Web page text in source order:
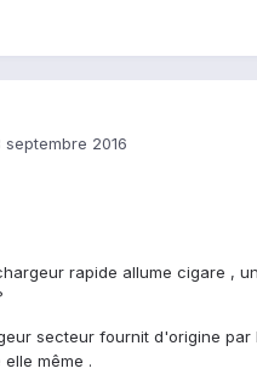
septembre 2016
rapide allume cigare ,
secteur fournit d'origine par
même .